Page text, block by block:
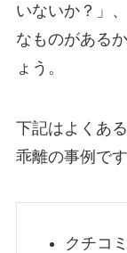
いないか？」
なものがある
ょう。
下記はよくあ
乖離の事例です
クチコ